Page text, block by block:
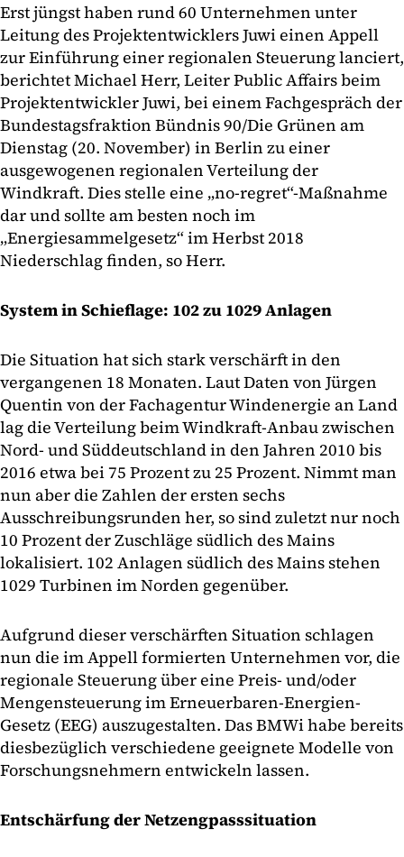
Erst jüngst haben rund 60 Unternehmen unter
Leitung des Projektentwicklers Juwi einen Appell
zur Einführung einer regionalen Steuerung lanciert,
berichtet Michael Herr, Leiter Public Affairs beim
Projektentwickler Juwi, bei einem Fachgespräch der
Bundestagsfraktion Bündnis 90/Die Grünen am
Dienstag (20. November) in Berlin zu einer
ausgewogenen regionalen Verteilung der
Windkraft. Dies stelle eine „no-regret“-Maßnahme
dar und sollte am besten noch im
„Energiesammelgesetz“ im Herbst 2018
Niederschlag finden, so Herr.
System in Schieflage: 102 zu 1029 Anlagen
Die Situation hat sich stark verschärft in den
vergangenen 18 Monaten. Laut Daten von Jürgen
Quentin von der Fachagentur Windenergie an Land
lag die Verteilung beim Windkraft-Anbau zwischen
Nord- und Süddeutschland in den Jahren 2010 bis
2016 etwa bei 75 Prozent zu 25 Prozent. Nimmt man
nun aber die Zahlen der ersten sechs
Ausschreibungsrunden her, so sind zuletzt nur noch
10 Prozent der Zuschläge südlich des Mains
lokalisiert. 102 Anlagen südlich des Mains stehen
1029 Turbinen im Norden gegenüber.
Aufgrund dieser verschärften Situation schlagen
nun die im Appell formierten Unternehmen vor, die
regionale Steuerung über eine Preis- und/oder
Mengensteuerung im Erneuerbaren-Energien-
Gesetz (EEG) auszugestalten. Das BMWi habe bereits
diesbezüglich verschiedene geeignete Modelle von
Forschungsnehmern entwickeln lassen.
Entschärfung der Netzengpasssituation